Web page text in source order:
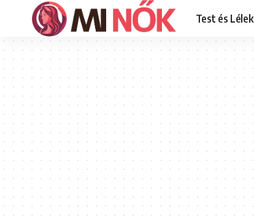
Test és Lélek